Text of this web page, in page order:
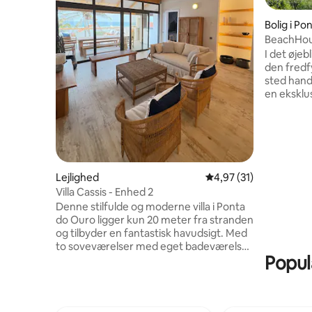
Lejlighed 4,97 ud af 5 i
4,97 (31)
Villa Cassis - Enhed 2
Denne stilfulde og moderne villa i Ponta
do Ouro ligger kun 20 meter fra stranden
og tilbyder en fantastisk havudsigt. Med
to soveværelser med eget badeværelse
Bolig i
Ouro
I det
den
sted
en